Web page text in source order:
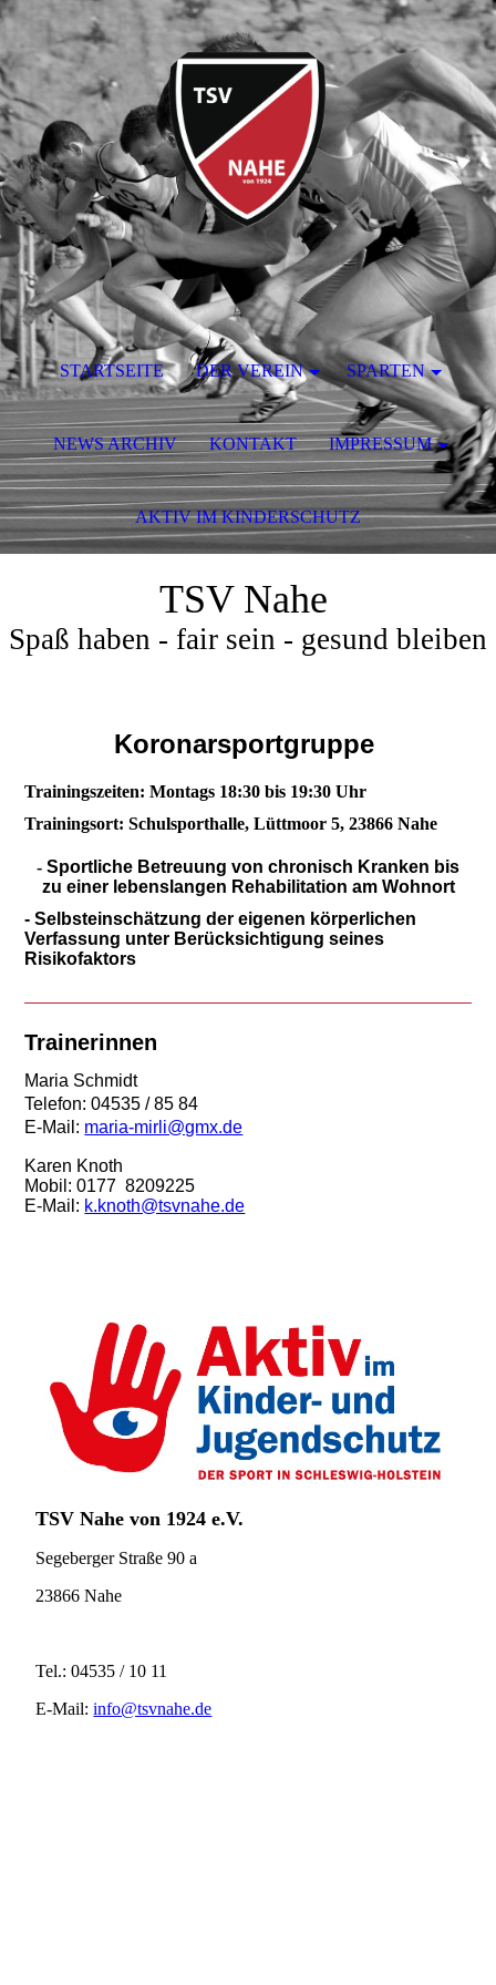
TSV Nahe
Spaß haben - fair sein - gesund bleiben
Koronarsportgruppe
Trainingszeiten: Montags 18:30 bis 19:30 Uhr
Trainingsort: Schulsporthalle, Lüttmoor 5, 23866 Nahe
- Sportliche Betreuung von chronisch Kranken bis
zu einer lebenslangen Rehabilitation am Wohnort
- Selbsteinschätzung der eigenen körperlichen
Verfassung unter Berücksichtigung seines
Risikofaktors
Trainerinnen
Maria Schmidt
Telefon: 04535 / 85 84
E-Mail: maria-mirli@gmx.de
Karen Knoth
Mobil: 0177 8209225
E-Mail: k.knoth@tsvnahe.de
TSV Nahevon 1924 e.V.
Segeberger Straße 90 a
23866 Nahe
Tel.: 04535 / 10 11
E-Mail:info@tsvnahe.de
STARTSEITE DER VEREIN SPARTEN
NEWS ARCHIV KONTAKT IMPRESSUM
AKTIV IM KINDERSCHUTZ